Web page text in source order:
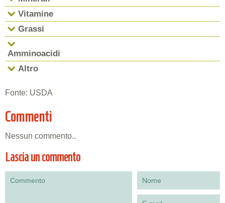
Vitamine
Grassi
Amminoacidi
Altro
Fonte: USDA
Commenti
Nessun commento..
Lascia un commento